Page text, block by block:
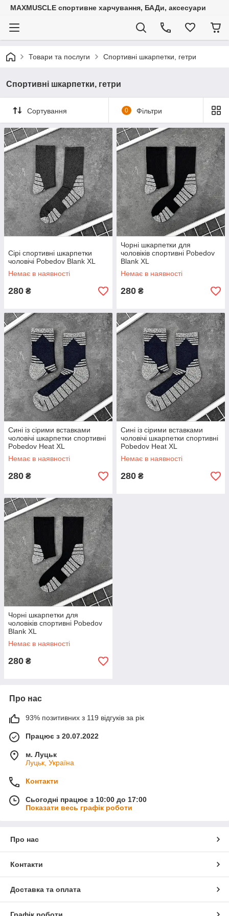
MAXMUSCLE спортивне харчування, БАДи, аксесуари
Товари та послуги Спортивні шкарпетки, гетри
Спортивні шкарпетки, гетри
Сортування 0 Фільтри
Сірі спортивні шкарпетки
чоловічі Pobedov Blank XL
Немає в наявності
280 ₴
Чорні шкарпетки для
чоловіків спортивні Pobedov
Blank XL
Немає в наявності
280 ₴
Сині із сірими вставками
чоловічі шкарпетки спортивні
Pobedov Heat XL
Немає в наявності
280 ₴
Сині із сірими вставками
чоловічі шкарпетки спортивні
Pobedov Heat XL
Немає в наявності
280 ₴
Чорні шкарпетки для
чоловіків спортивні Pobedov
Blank XL
Немає в наявності
280 ₴
Про нас
93% позитивних з 119 відгуків за рік
Працює з 20.07.2022
м. Луцьк
Луцьк, Україна
Контакти
Сьогодні працює з 10:00 до 17:00
Показати весь графік роботи
Про нас
Контакти
Доставка та оплата